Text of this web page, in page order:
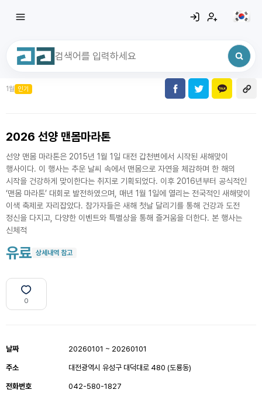
전체삭제
1월 인기
2026 선양 맨몸마라톤
선양 맨몸 마라톤은 2015년 1월 1일 대전 갑천변에서 시작된 새해맞이
행사이다. 이 행사는 추운 날씨 속에서 맨몸으로 자연을 체감하며 한 해의
시작을 건강하게 맞이한다는 취지로 기획되었다. 이후 2016년부터 공식적인
‘맨몸 마라톤’ 대회로 발전하였으며, 매년 1월 1일에 열리는 전국적인 새해맞이
이색 축제로 자리잡았다. 참가자들은 새해 첫날 달리기를 통해 건강과 도전
정신을 다지고, 다양한 이벤트와 특별상을 통해 즐거움을 더한다. 본 행사는
신체적
유료 상세내역 참고
0
날짜 20260101 ~ 20260101
주소 대전광역시 유성구 대덕대로 480 (도룡동)
전화번호 042-580-1827